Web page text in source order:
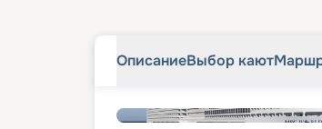
ОписаниеВыбор кают